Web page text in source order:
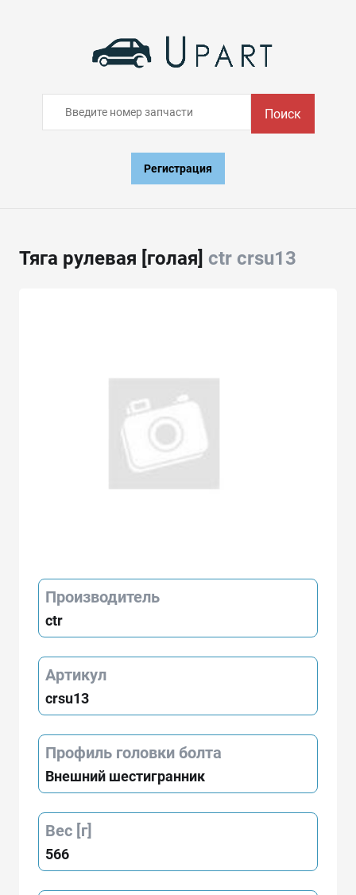
Поиск
Регистрация
Тяга рулевая [голая] ctr crsu13
Производитель
ctr
Артикул
crsu13
Профиль головки болта
Внешний шестигранник
Вес [г]
566